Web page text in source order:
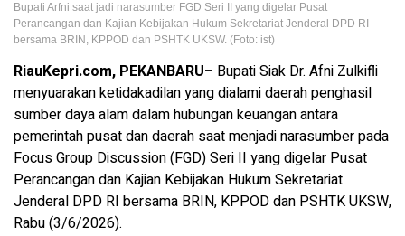
Bupati Arfni saat jadi narasumber FGD Seri II yang digelar Pusat
Perancangan dan Kajian Kebijakan Hukum Sekretariat Jenderal DPD RI
bersama BRIN, KPPOD dan PSHTK UKSW. (Foto: ist)
RiauKepri.com, PEKANBARU– Bupati Siak Dr. Afni Zulkifli
menyuarakan ketidakadilan yang dialami daerah penghasil
sumber daya alam dalam hubungan keuangan antara
pemerintah pusat dan daerah saat menjadi narasumber pada
Focus Group Discussion (FGD) Seri II yang digelar Pusat
Perancangan dan Kajian Kebijakan Hukum Sekretariat
Jenderal DPD RI bersama BRIN, KPPOD dan PSHTK UKSW,
Rabu (3/6/2026).